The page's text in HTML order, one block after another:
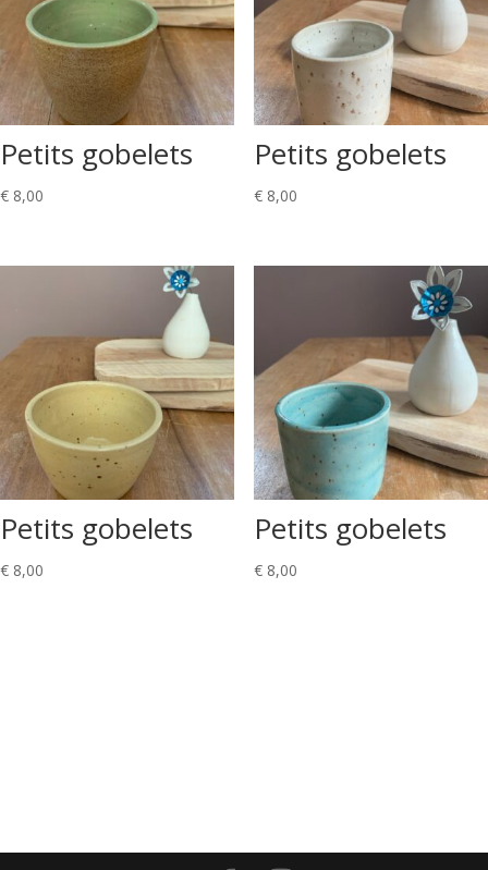
Petits gobelets
€ 8,00
Petits gobelets
€8,00
Petits gobelets
€ 8,00
Petits gobelets
€8,00